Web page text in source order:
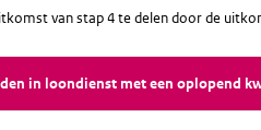
van stap 4 te delen door de
in loondienst met een oplopend